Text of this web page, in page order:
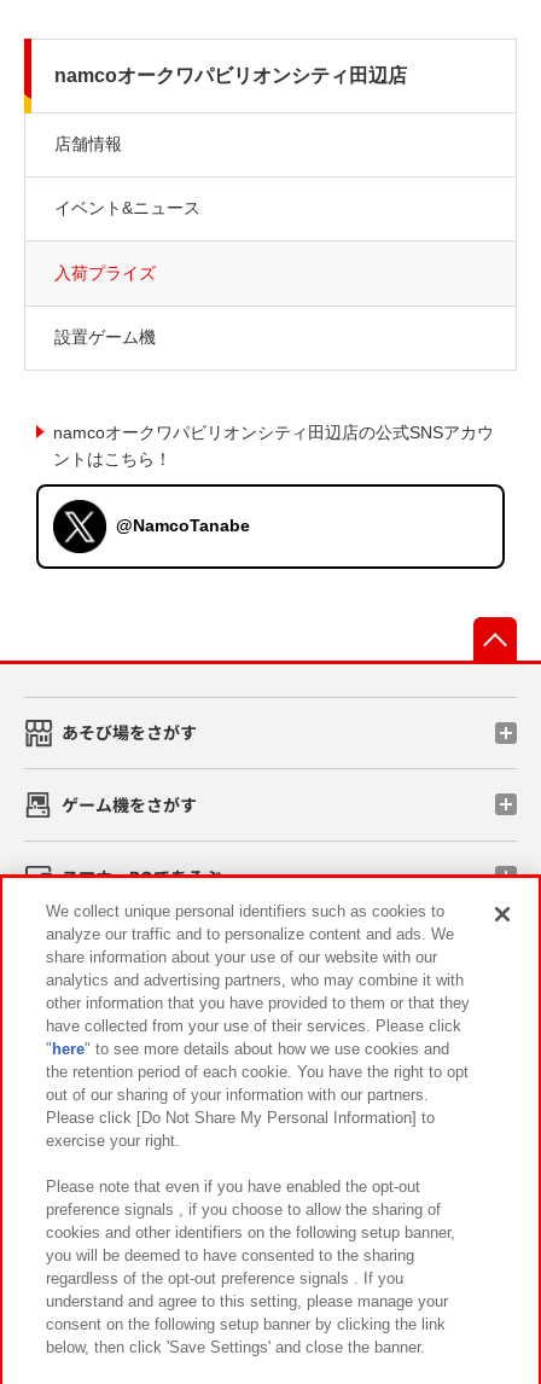
namcoオークワパビリオンシティ田辺店
店舗情報
イベント&ニュース
入荷プライズ
設置ゲーム機
namcoオークワパビリオンシティ田辺店の公式SNSアカウ
ントはこちら！
@NamcoTanabe
あそび場をさがす
ゲーム機をさがす
スマホ・PCであそぶ
イベント・キャンペーン
関連会社 サステナビリティ サイトポリシー
プライバシーポリシー ウェブアクセシビリティ方針と検証結果
お取引先さまとともに
カスタマーハラスメント対応方針 よくあるご質問・お問い合わせ
©Bandai Namco Amusement Inc.
We collect unique personal identifiers such as cookies to
analyze our traffic and to personalize content and ads. We
share information about your use of our website with our
analytics and advertising partners, who may combine it with
other information that you have provided to them or that they
have collected from your use of their services. Please click
" here" to see more details about how we use cookies and
the retention period of each cookie. You have the right to opt
out of our sharing of your information with our partners.
Please click [Do Not Share My Personal Information] to
exercise your right.
Please note that even if you have enabled the opt-out
preference signals , if you choose to allow the sharing of
cookies and other identifiers on the following setup banner,
you will be deemed to have consented to the sharing
regardless of the opt-out preference signals . If you
understand and agree to this setting, please manage your
consent on the following setup banner by clicking the link
below, then click 'Save Settings' and close the banner.